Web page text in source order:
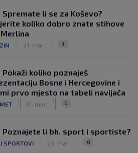
Spremate li se za Koševo?
koliko dobro znate stihove
31. mar. 1
Pokaži koliko poznaješ
Bosne i Hercegovine i
prvo mjesto na tabeli navijača
31. mar. 0
Poznajete li bh. sport i sportiste?
SPORTOVI 23. mar. 0